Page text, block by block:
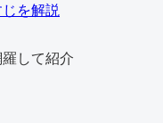
じを解説
して紹介